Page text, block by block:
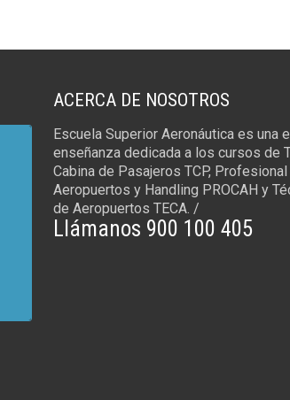
ACERCA DE NOSOTROS
Escuela Superior Aeronáutica es una
enseñanza dedicada a los cursos de
Cabina de Pasajeros TCP,
Aeropuertos y Handling PROCAH y
de Aeropuertos TECA. /
Llámanos 900 100 405